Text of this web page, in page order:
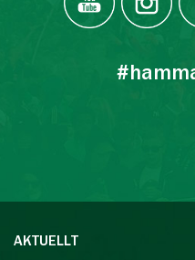
AKTUELLT